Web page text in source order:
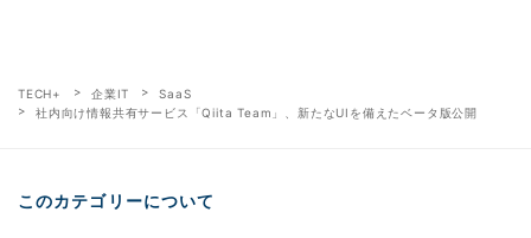
TECH+ 企業IT
SaaS
社内向け情報共有サービス「Qiita Team」、新たなUIを備えたベータ版公開
このカテゴリーについて